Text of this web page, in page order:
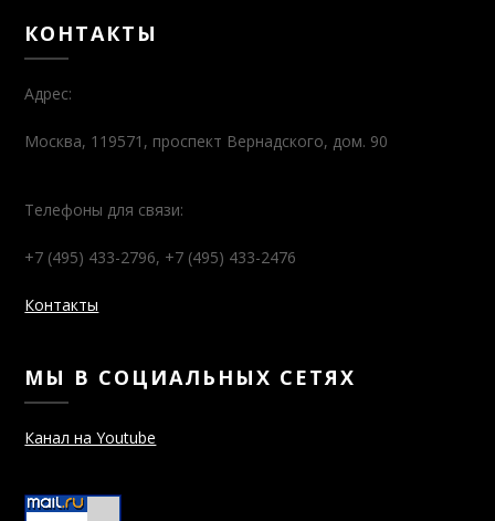
КОНТАКТЫ
Адрес:
Москва, 119571, проспект Вернадского, дом. 90
Телефоны для связи:
+7 (495) 433-2796, +7 (495) 433-2476
Контакты
МЫ В СОЦИАЛЬНЫХ СЕТЯХ
Канал на Youtube